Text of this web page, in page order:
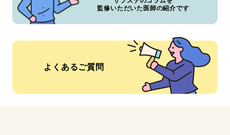
監修いただいた医師の紹介です
よくあるご質問